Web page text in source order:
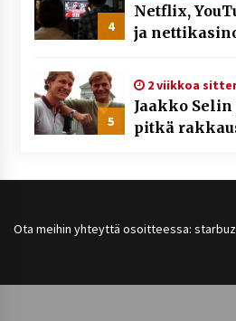
4
Netflix,
ja
5
2 viikkoa
Jaakko
pitkä
Ota meihin yhteyttä osoitteessa: